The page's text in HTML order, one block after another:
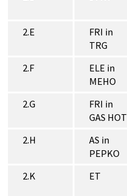
2.E
FRI in
TRG
2.F
ELE in
MEHO
2.G
FRI in
GAS HOT
2.H
AS in
PEPKO
2.K ET